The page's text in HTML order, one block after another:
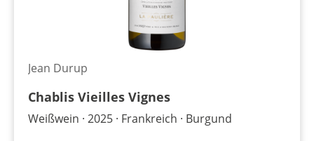
Jean Durup
Chablis Vieilles Vignes
Weißwein 2025 Frankreich Burgund